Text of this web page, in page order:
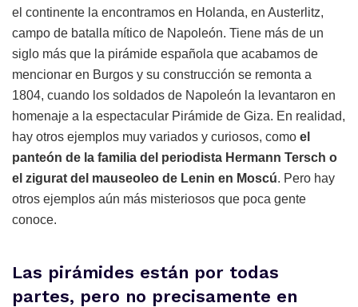
el continente la encontramos en Holanda, en Austerlitz,
campo de batalla mítico de Napoleón. Tiene más de un
siglo más que la pirámide española que acabamos de
mencionar en Burgos y su construcción se remonta a
1804, cuando los soldados de Napoleón la levantaron en
homenaje a la espectacular Pirámide de Giza. En realidad,
hay otros ejemplos muy variados y curiosos, como el
panteón de la familia del periodista Hermann Tersch o
el zigurat del mauseoleo de Lenin en Moscú. Pero hay
otros ejemplos aún más misteriosos que poca gente
conoce.
Las pirámides están por todas
partes, pero no precisamente en